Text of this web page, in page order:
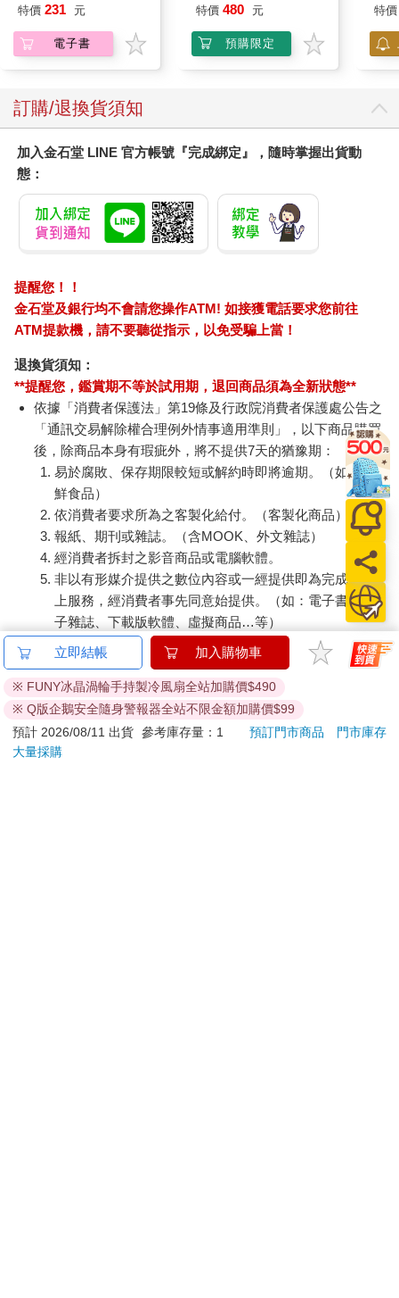
現自我
特價 231 元
電子書
特價 480 元
預購限定
特價
訂購/退換貨須知
加入金石堂 LINE 官方帳號『完成綁定』，隨時掌握出貨動
態：
提醒您！！
金石堂及銀行均不會請您操作ATM! 如接獲電話要求您前往
ATM提款機，請不要聽從指示，以免受騙上當！
退換貨須知：
**提醒您，鑑賞期不等於試用期，退回商品須為全新狀態**
依據「消費者保護法」第19條及行政院消費者保護處公告之
「通訊交易解除權合理例外情事適用準則」，以下商品購買
後，除商品本身有瑕疵外，將不提供7天的猶豫期：
易於腐敗、保存期限較短或解約時即將逾期。（如：生
鮮食品）
依消費者要求所為之客製化給付。（客製化商品）
報紙、期刊或雜誌。（含MOOK、外文雜誌）
經消費者拆封之影音商品或電腦軟體。
非以有形媒介提供之數位內容或一經提供即為完成之線
上服務，經消費者事先同意始提供。（如：電子書、電
子雜誌、下載版軟體、虛擬商品…等）
已拆封之個人衛生用品。（如：內衣褲、刮鬍刀、除毛
若非上列種類商品，均享有到貨7天的猶豫期（含例假
日）。
辦理退換貨時，商品（組合商品恕無法接受單獨退貨）必須
是您收到商品時的原始狀態（包含商品本體、配件、贈品、
立即結帳 加入購物車
※ FUNY冰晶渦輪手持製冷風扇全站加購價$490
※ Q版企鵝安全隨身警報器全站不限金額加購價$99
預計 2026/08/11 出貨 參考庫存量：1 預訂門市商品
門市庫存
大量採購